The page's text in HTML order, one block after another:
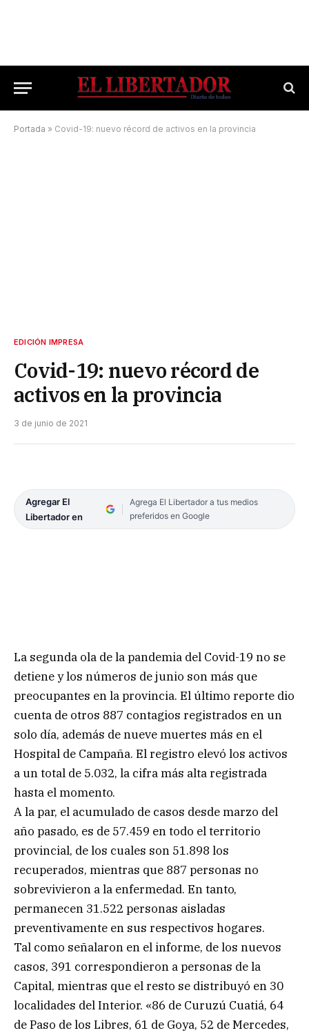
Portada » Covid-19: nuevo récord de activos en la provincia
EDICIÓN IMPRESA
Covid-19: nuevo récord de
activos en la provincia
3 de junio de 2021
Agregar El
Libertador en
Agrega El Libertador a tus medios
preferidos en Google
La segunda ola de la pandemia del Covid-19 no se
detiene y los números de junio son más que
preocupantes en la provincia. El último reporte dio
cuenta de otros 887 contagios registrados en un
solo día, además de nueve muertes más en el
Hospital de Campaña. El registro elevó los activos
a un total de 5.032, la cifra más alta registrada
hasta el momento.
A la par, el acumulado de casos desde marzo del
año pasado, es de 57.459 en todo el territorio
provincial, de los cuales son 51.898 los
recuperados, mientras que 887 personas no
sobrevivieron a la enfermedad. En tanto,
permanecen 31.522 personas aisladas
preventivamente en sus respectivos hogares.
Tal como señalaron en el informe, de los nuevos
casos, 391 correspondieron a personas de la
Capital, mientras que el resto se distribuyó en 30
localidades del Interior. «86 de Curuzú Cuatiá, 64
de Paso de los Libres, 61 de Goya, 52 de Mercedes,